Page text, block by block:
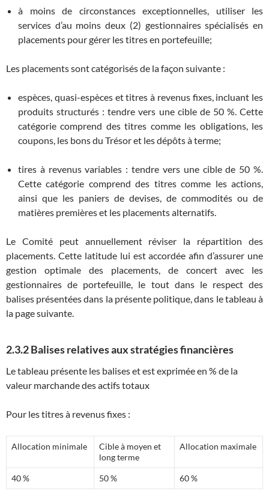
à moins de circonstances exceptionnelles, utiliser les
services d’au moins deux (2) gestionnaires spécialisés en
placements pour gérer les titres en portefeuille;
Les placements sont catégorisés de la façon suivante :
espèces, quasi-espèces et titres à revenus fixes, incluant les
produits structurés : tendre vers une cible de 50 %. Cette
catégorie comprend des titres comme les obligations, les
coupons, les bons du Trésor et les dépôts à terme;
tires à revenus variables : tendre vers une cible de 50 %.
Cette catégorie comprend des titres comme les actions,
ainsi que les paniers de devises, de commodités ou de
matières premières et les placements alternatifs.
Le Comité peut annuellement réviser la répartition des
placements. Cette latitude lui est accordée afin d’assurer une
gestion optimale des placements, de concert avec les
gestionnaires de portefeuille, le tout dans le respect des
balises présentées dans la présente politique, dans le tableau à
la page suivante.
2.3.2 Balises relatives aux stratégies financières
Le tableau présente les balises et est exprimée en % de la
valeur marchande des actifs totaux
Pour les titres à revenus fixes :
Allocation minimale
Cible à moyen et
long terme
Allocation maximale
40 % 50 % 60 %